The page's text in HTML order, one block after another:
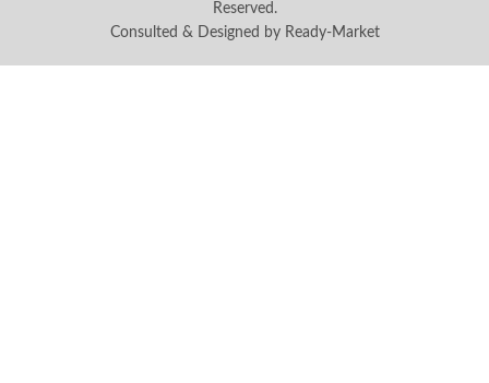
Reserved.
Consulted & Designed by Ready-Market